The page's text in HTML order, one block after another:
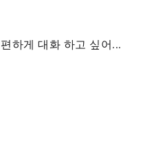
하게 대화 하고 싶어...